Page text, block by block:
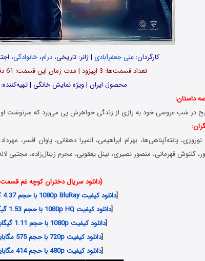
کارگردان: علی جعفرآبادی | ژانر: تاریخی، درام، خانوادگی،
تعداد قسمت‌ها: 3 اپیزود | مدت زمان این قسمت: 61 دقیقه | کیفیت: بلوری
محصول ایران | ویژه نمایش خانگی |
داستان:
در شب عروسی خود به رازی از زندگی خواهرش پی می‌برد که سرنوشت
نوروزی، پانته‌آپناهی‌ها، بهرام ابراهیمی، المیرا دهقانی، پاوان افسر،
گلنوش قهرمانی، منصور نصیری، نینل یعقوبی، محرم زینال‌زاده، مجتبی
(دانلود سریال دختران کوچه غم قسمت
[دانلود کیفیت 1080p BluRay با حجم 4.37 گیگابایت
[دانلود کیفیت 1080p HQ با حجم 1.53 گیگابایت
[دانلود کیفیت 1080p با حجم 1.11 گیگابایت
[دانلود کیفیت 720p با حجم 575 مگابایت
[دانلود کیفیت 480p با حجم 414 مگابایت